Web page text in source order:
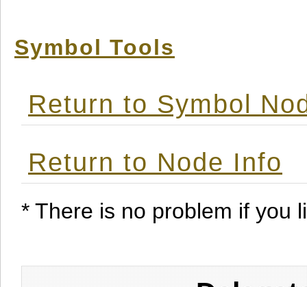
Symbol Tools
Return to Symbol
Return to Node Info
* There is no problem if you